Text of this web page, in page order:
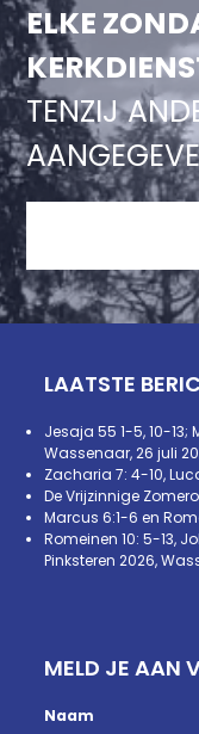
ELKE
TENZIJ
LAATSTE
Jesaja 55 1-5, 10-13;
Wassenaar, 26 juli
Zacharia 7: 4-10,
De Vrijzinnige
Marcus 6:1-6 en
Romeinen 10: 5-13,
Pinksteren 2026,
MELD JE AAN
Naam